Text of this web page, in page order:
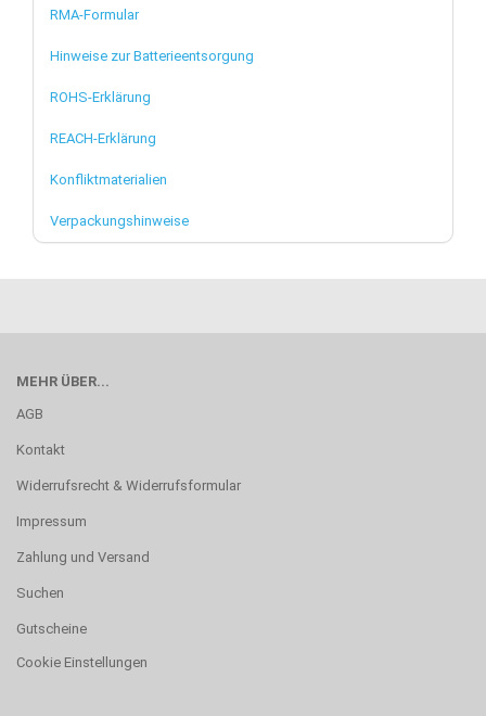
RMA-Formular
Hinweise zur Batterieentsorgung
ROHS-Erklärung
REACH-Erklärung
Konfliktmaterialien
Verpackungshinweise
MEHR ÜBER...
AGB
Kontakt
Widerrufsrecht & Widerrufsformular
Impressum
Zahlung und Versand
Suchen
Gutscheine
Cookie Einstellungen